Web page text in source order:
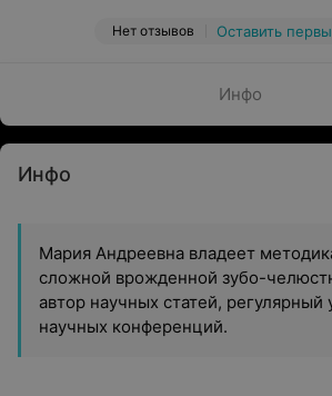
Нет отзывов Оставить
Инфо
Инфо
Мария Андреевна владеет
сложной врожденной зубо-
автор научных статей, регулярный
научных конференций.